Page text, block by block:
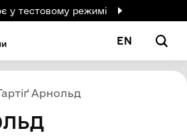
у тестовому режимі
EN
Арнольд